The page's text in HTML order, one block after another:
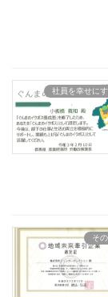
社員を幸せに
そ